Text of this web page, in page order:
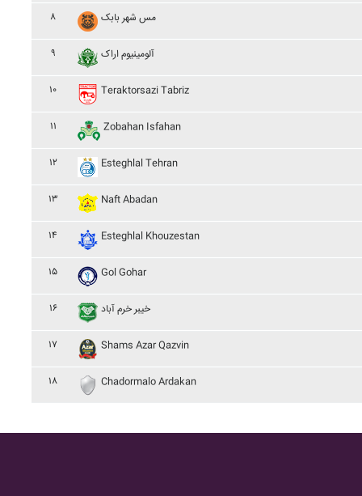
۸ مس شهر بابک
۹ آلومينيوم اراک
۱۰ Teraktorsazi Tabriz
۱۱ Zobahan Isfahan
۱۲ Esteghlal Tehran
۱۳ Naft Abadan
۱۴ Esteghlal Khouzestan
۱۵ Gol Gohar
۱۶ خيبر خرم آباد
۱۷ Shams Azar Qazvin
۱۸ Chadormalo Ardakan